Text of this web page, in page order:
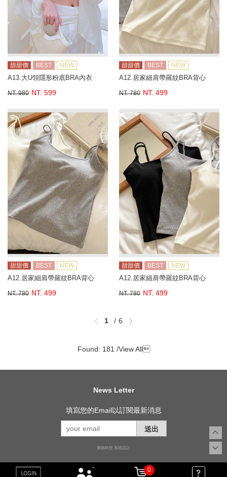
甜甜價 BEST NEW
A13.大U領隱形粉底BRA內衣
NT. 980 NT. 599
甜甜價 BEST NEW
A12.居家細肩帶羅紋BRA背心
NT. 780 NT. 499
甜甜價 BEST NEW
A12.居家細肩帶羅紋BRA背心
NT. 780 NT. 499
甜甜價 BEST NEW
A12.居家細肩帶羅紋BRA背心
NT. 780 NT. 499
1 6
Found: 181 /View All
News Letter
填寫您的Email以訂閱最新消息
送出
康德科技 系統設計
0